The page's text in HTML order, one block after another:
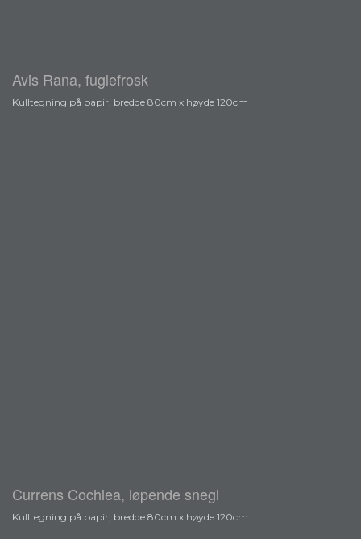
Avis Rana, fuglefrosk
Kulltegning på papir, bredde 80cm x høyde 120cm
Currens Cochlea, løpende snegl
Kulltegning på papir, bredde 80cm x høyde 120cm